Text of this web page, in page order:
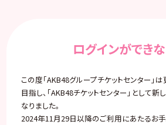
ログインができ
この度「AKB48グループチケットセンター」
目指し、「AKB48チケットセンター」として
なりました。
2024年11月29日以降のご利用にあたるお